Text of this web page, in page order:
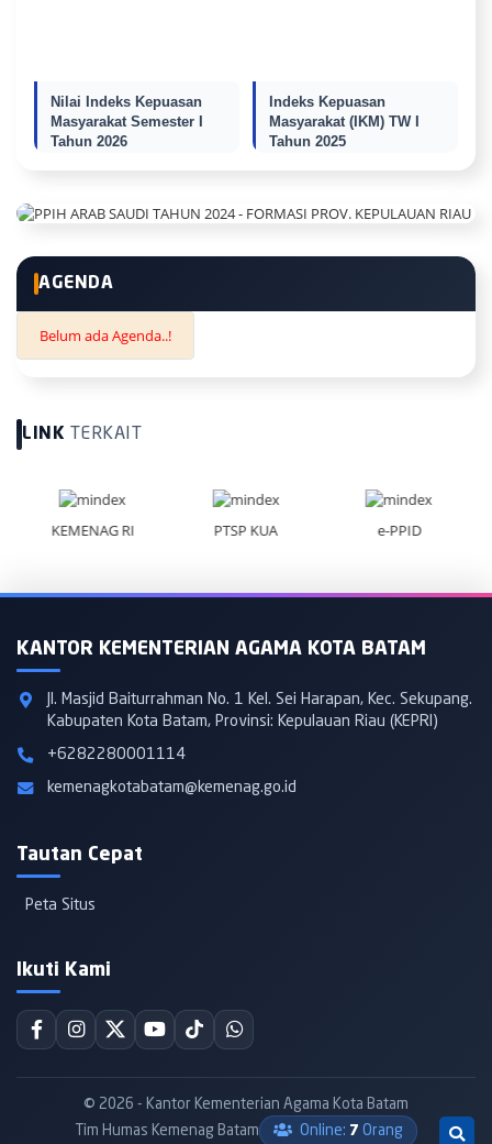
Nilai Indeks Kepuasan
Masyarakat Semester I
Tahun 2026
Indeks Kepuasan
Masyarakat (IKM) TW I
Tahun 2025
AGENDA
Belum ada Agenda..!
LINK TERKAIT
KEMENAG RI PTSP KUA e-PPID
KANTOR KEMENTERIAN AGAMA KOTA BATAM
Jl. Masjid Baiturrahman No. 1 Kel. Sei Harapan, Kec. Sekupang.
Kabupaten Kota Batam, Provinsi: Kepulauan Riau (KEPRI)
+6282280001114
kemenagkotabatam@kemenag.go.id
Tautan Cepat
Peta Situs
Ikuti Kami
© 2026 - Kantor Kementerian Agama Kota Batam
Tim Humas Kemenag Batam
Online: 7 Orang